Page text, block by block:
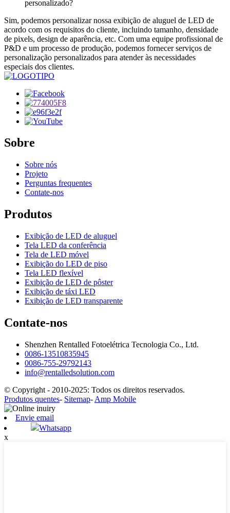
personalizado?
Sim, podemos personalizar nossa exibição de aluguel de LED de
acordo com os requisitos do cliente, incluindo tamanho, densidade
de pixels, design de aparência, etc. Com uma equipe profissional de
P&D e um processo de produção, podemos fornecer serviços de
personalização personalizados para atender às necessidades
especiais dos clientes.
Sobre
Sobre nós
Projeto
Perguntas frequentes
Contate-nos
Produtos
Exibição de LED de aluguel
Tela LED da conferência
Tela de LED móvel
Exibição do LED de piso
Tela LED flexível
Exibição de LED de pôster
Exibição de táxi LED
Exibição de LED transparente
Contate-nos
Shenzhen Rentalled Fotoelétrica Tecnologia Co., Ltd.
0086-13510835945
0086-755-29792143
info@rentalledsolution.com
© Copyright - 2010-2025: Todos os direitos reservados.
Produtos quentes- Sitemap- Amp Mobile
Envie email
Whatsapp
x